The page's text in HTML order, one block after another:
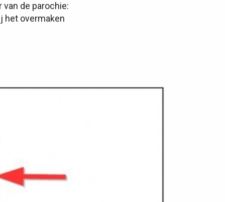
de parochie:
het overmaken